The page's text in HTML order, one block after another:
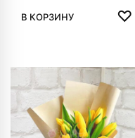
В КОРЗИНУ ♡